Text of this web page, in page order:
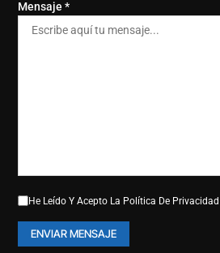
Mensaje *
He Leído Y Acepto La Política De Privacidad